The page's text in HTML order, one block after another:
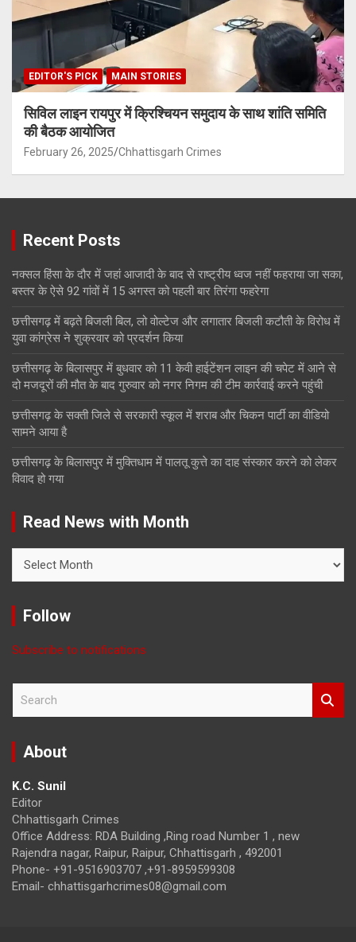
EDITOR'S PICK MAIN STORIES
सिविल लाइन रायपुर में क्रिश्चियन समुदाय के साथ शांति समिति
की बैठक आयोजित
February 26, 2025 Chhattisgarh Crimes
Recent Posts
नक्सल हिंसा के दौर में जहां आजादी के बाद से राष्ट्रीय ध्वज नहीं फहराया जा सका,
बस्तर के ऐसे 92 गांवों में 15 अगस्त को पहली बार तिरंगा फहरेगा
छत्तीसगढ़ में बढ़ते बिजली बिल, लो वोल्टेज और लगातार बिजली कटौती के विरोध में
युवा कांग्रेस ने शुक्रवार को प्रदर्शन किया
छत्तीसगढ़ के बिलासपुर में बुधवार को 11 केवी हाईटेंशन लाइन की चपेट में आने से
दो मजदूरों की मौत के बाद गुरुवार को नगर निगम की टीम कार्रवाई करने पहुंची
छत्तीसगढ़ के सक्ती जिले से सरकारी स्कूल में शराब और चिकन पार्टी का वीडियो
सामने आया है
छत्तीसगढ़ के बिलासपुर में मुक्तिधाम में पालतू कुत्ते का दाह संस्कार करने को लेकर
विवाद हो गया
Read News with Month
News
Month
Follow
Subscribe to notifications
r
About
K.C. Sunil
Editor
Chhattisgarh Crimes
Office Address: RDA Building ,Ring road Number 1 , new
Rajendra nagar, Raipur, Raipur, Chhattisgarh , 492001
Phone- +91-9516903707 ,+91-8959599308
Email- chhattisgarhcrimes08@gmail.com